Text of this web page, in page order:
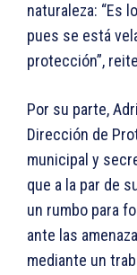
naturaleza: “Es
pues se está
protección”,
Por su parte,
Dirección de
municipal y
que a la par de
un rumbo para
ante las
mediante un